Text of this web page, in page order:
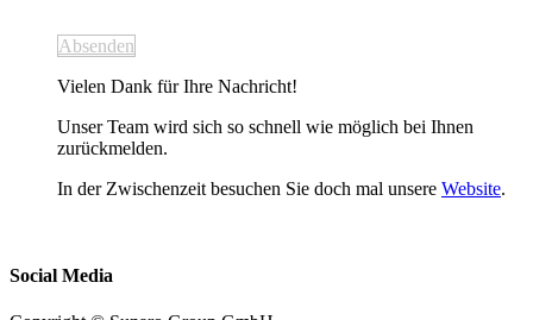
Absenden
Vielen Dank für Ihre Nachricht!
Unser Team wird sich so schnell wie möglich bei Ihnen
zurückmelden.
In der Zwischenzeit besuchen Sie doch mal unsere Website.
Social Media